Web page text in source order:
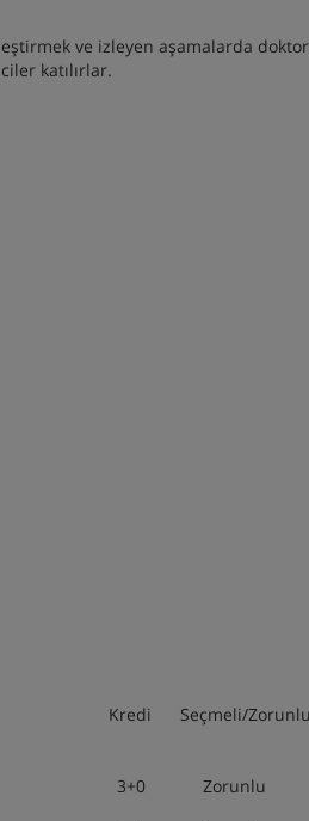
ve izleyen aşamalarda
katılırlar.
Zorunlu
Zorunlu 1.